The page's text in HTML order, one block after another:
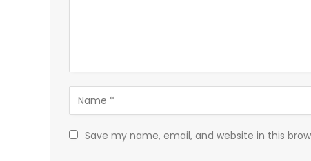
Save my name, email, and website in this